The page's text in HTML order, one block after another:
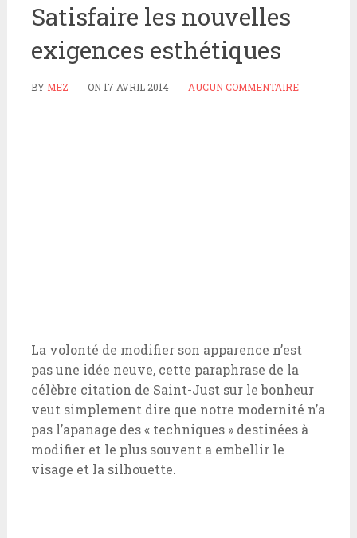
Satisfaire les nouvelles
exigences esthétiques
BY MEZ ON17 AVRIL 2014 AUCUN COMMENTAIRE
La volonté de modifier son apparence n’est
pas une idée neuve, cette paraphrase de la
célèbre citation de Saint-Just sur le bonheur
veut simplement dire que notre modernité n’a
pas l’apanage des « techniques » destinées à
modifier et le plus souvent a embellir le
visage et la silhouette.